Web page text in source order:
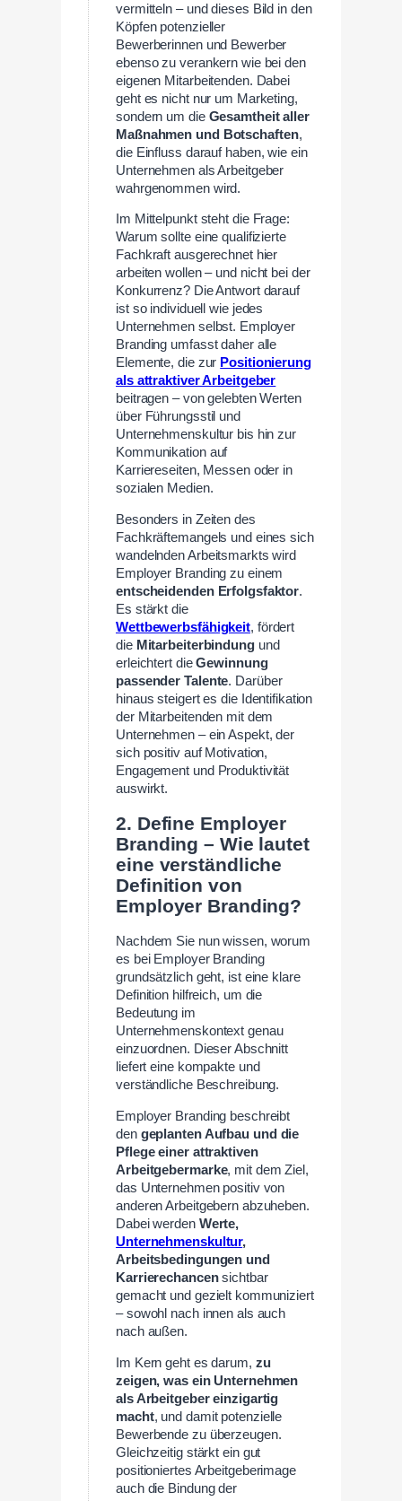
vermitteln – und dieses Bild in den
Köpfen potenzieller
Bewerberinnen und Bewerber
ebenso zu verankern wie bei den
eigenen Mitarbeitenden. Dabei
geht es nicht nur um Marketing,
sondern um die Gesamtheit aller
Maßnahmen und Botschaften,
die Einfluss darauf haben, wie ein
Unternehmen als Arbeitgeber
wahrgenommen wird.
Im Mittelpunkt steht die Frage:
Warum sollte eine qualifizierte
Fachkraft ausgerechnet hier
arbeiten wollen – und nicht bei der
Konkurrenz? Die Antwort darauf
ist so individuell wie jedes
Unternehmen selbst. Employer
Branding umfasst daher alle
Elemente, die zur Positionierung
als attraktiver Arbeitgeber
beitragen – von gelebten Werten
über Führungsstil und
Unternehmenskultur bis hin zur
Kommunikation auf
Karriereseiten, Messen oder in
sozialen Medien.
Besonders in Zeiten des
Fachkräftemangels und eines sich
wandelnden Arbeitsmarkts wird
Employer Branding zu einem
entscheidenden Erfolgsfaktor.
Es stärkt die
Wettbewerbsfähigkeit, fördert
die Mitarbeiterbindungund
erleichtert dieGewinnung
passender Talente. Darüber
hinaus steigert es die Identifikation
der Mitarbeitenden mit dem
Unternehmen – ein Aspekt, der
sich positiv auf Motivation,
Engagement und Produktivität
auswirkt.
2. Define Employer
Branding – Wie lautet
eine verständliche
Definition von
Employer Branding?
Nachdem Sie nun wissen, worum
es bei Employer Branding
grundsätzlich geht, ist eine klare
Definition hilfreich, um die
Bedeutung im
Unternehmenskontext genau
einzuordnen. Dieser Abschnitt
liefert eine kompakte und
verständliche Beschreibung.
Employer Branding beschreibt
den geplanten Aufbau und die
Pflege einer attraktiven
Arbeitgebermarke, mit dem Ziel,
das Unternehmen positiv von
anderen Arbeitgebern abzuheben.
Dabei werden Werte,
Unternehmenskultur,
Arbeitsbedingungen und
Karrierechancensichtbar
gemacht und gezielt kommuniziert
– sowohl nach innen als auch
nach außen.
Im Kern geht es darum, zu
zeigen, was ein Unternehmen
als Arbeitgeber einzigartig
macht, und damit potenzielle
Bewerbende zu überzeugen.
Gleichzeitig stärkt ein gut
positioniertes Arbeitgeberimage
auch die Bindung der